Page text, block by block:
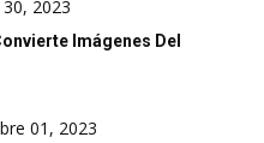
2023
Imágenes Del
01, 2023